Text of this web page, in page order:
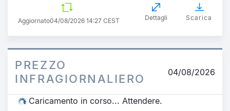
Aggiornato04/08/2026 14:27 CEST Dettagli Scarica
PREZZO
INFRAGIORNALIERO
04/08/2026
Caricamento in corso... Attendere.